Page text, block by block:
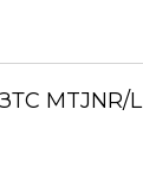
MTJNR/L